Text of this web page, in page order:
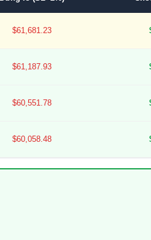
$61,681.23
$61,187.93
$60,551.78
$60,058.48